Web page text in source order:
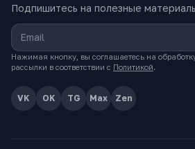
Подпишитесь на полезные
Нажимая кнопку, вы соглашаетесь на
рассылки в соответствии с Политикой.
VK OK TG Max Zen